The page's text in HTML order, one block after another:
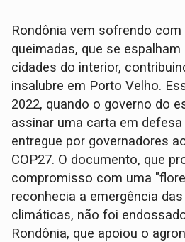
Rondônia vem sofrendo
queimadas, que se
cidades do interior,
insalubre em Porto Velho.
2022, quando o governo do
assinar uma carta em defesa
entregue por governadores
COP27. O documento, que
compromisso com uma
reconhecia a emergência
climáticas, não foi
Rondônia, que apoiou o